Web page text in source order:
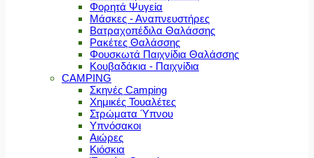
Φορητά Ψυγεία
Μάσκες - Αναπνευστήρες
Βατραχοπέδιλα Θαλάσσης
Ρακέτες Θαλάσσης
Φουσκωτά Παιχνίδια Θαλάσσης
Κουβαδάκια - Παιχνίδια
CAMPING
Σκηνές Camping
Χημικές Τουαλέτες
Στρώματα Ύπνου
Υπνόσακοι
Αιώρες
Κιόσκια